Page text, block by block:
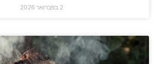
2 בפברואר 2026